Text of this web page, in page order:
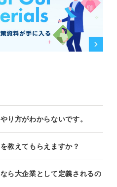
り方がわからないです。
教えてもらえますか？
ら大企業として定義されるの